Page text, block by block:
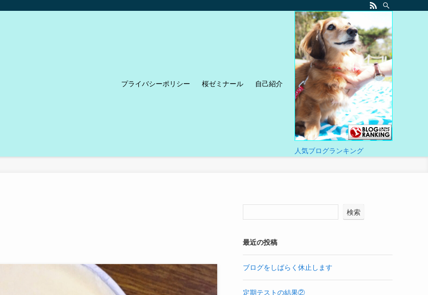
プライバシーポリシー 桜ゼミナール 自己紹介
人気ブログランキング
検索
最近の投稿
ブログをしばらく休止します
定期テストの結果②